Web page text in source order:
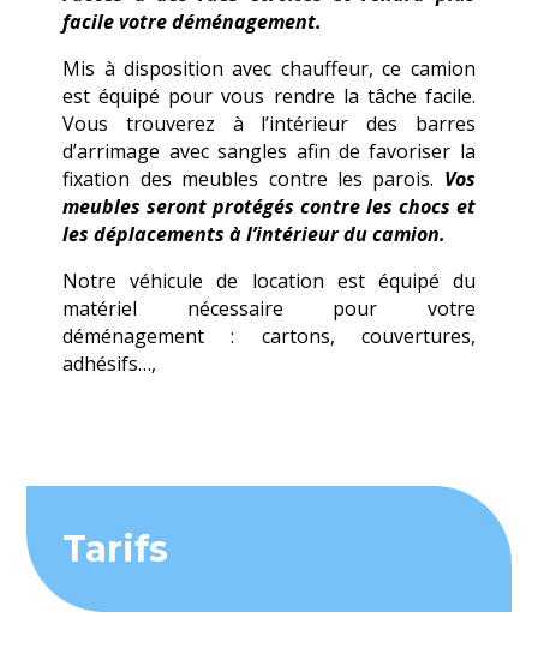
facile votre déménagement.
Mis à disposition avec chauffeur, ce camion
est équipé pour vous rendre la tâche facile.
Vous trouverez à l’intérieur des barres
d’arrimage avec sangles afin de favoriser la
fixation des meubles contre les parois. Vos
meubles seront protégés contre les chocs et
les déplacements à l’intérieur du camion.
Notre véhicule de location est équipé du
matériel nécessaire pour votre
déménagement : cartons, couvertures,
adhésifs…,
Tarifs